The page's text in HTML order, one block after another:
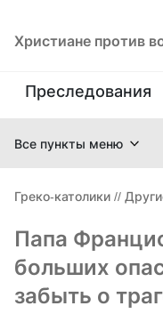
Христиане против
Преследования
Все пункты меню
Греко-католики //
Папа
больших
забыть о